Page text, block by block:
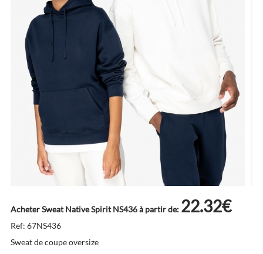
Acheter Sweat Native Spirit NS436 à partir de: 22.32€
Ref: 67NS436
Sweat de coupe oversize